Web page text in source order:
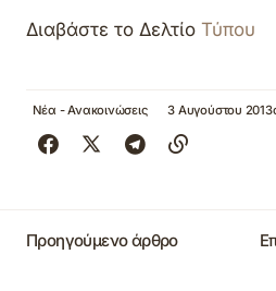
Διαβάστε το Δελτίο Τύπου
Νέα - Ανακοινώσεις 3 Αυγούστου 2013
Προηγούμενο άρθρο